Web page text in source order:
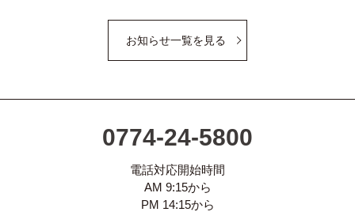
お知らせ一覧を見る
0774-24-5800
電話対応開始時間
AM 9:15から
PM 14:15から